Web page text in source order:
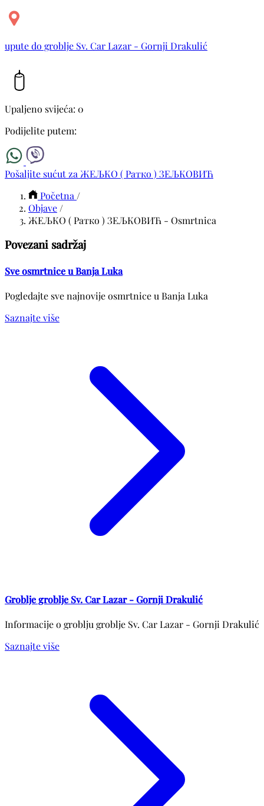
upute do groblje Sv. Car Lazar - Gornji Drakulić
Upaljeno svijeća: 0
Podijelite putem:
Pošaljite sućut za ЖЕЉКО ( Ратко ) ЗЕЉКОВИЋ
Početna /
Objave /
ЖЕЉКО ( Ратко ) ЗЕЉКОВИЋ - Osmrtnica
Povezani sadržaj
Sve osmrtnice u Banja Luka
Pogledajte sve najnovije osmrtnice u Banja Luka
Saznajte više
Groblje groblje Sv. Car Lazar - Gornji Drakulić
Informacije o groblju groblje Sv. Car Lazar - Gornji Drakulić
Saznajte više